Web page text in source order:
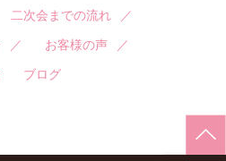
二次会までの流れ ／
／ お客様の声 ／
ブログ